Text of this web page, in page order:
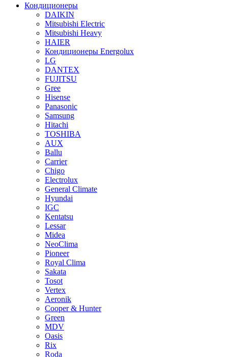
Кондиционеры
DAIKIN
Mitsubishi Electric
Mitsubishi Heavy
HAIER
Кондиционеры Energolux
LG
DANTEX
FUJITSU
Gree
Hisense
Panasonic
Samsung
Hitachi
TOSHIBA
AUX
Ballu
Carrier
Chigo
Electrolux
General Climate
Hyundai
IGC
Kentatsu
Lessar
Midea
NeoClima
Pioneer
Royal Clima
Sakata
Tosot
Vertex
Aeronik
Cooper & Hunter
Green
MDV
Oasis
Rix
Roda